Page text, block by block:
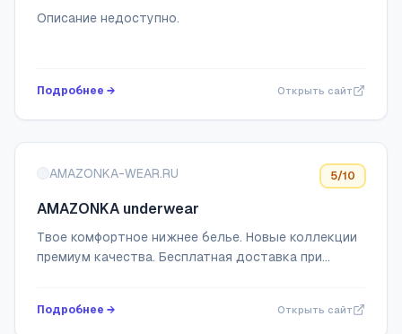
российского бренда нижнего белья и
Описание недоступно.
Подробнее → Открыть сайт
AMAZONKA-WEAR.RU 5/10
AMAZONKA underwear
Твое комфортное нижнее белье. Новые коллекции
премиум качества. Бесплатная доставка при
Подробнее → Открыть сайт